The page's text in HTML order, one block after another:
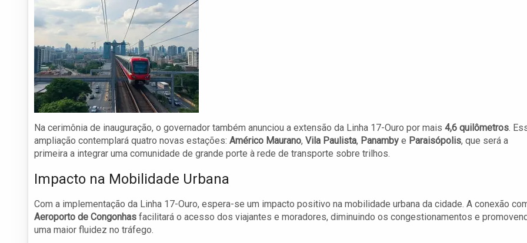
Na cerimônia de inauguração, o governador também anunciou a extensão da Linha 17-Ouro por mais 4,6 quilômetros.
ampliação contemplará quatro novas estações: Américo Maurano, Vila Paulista, Panamby e Paraisópolis, que será a
primeira a integrar uma comunidade de grande porte à rede de transporte sobre trilhos.
Impacto na Mobilidade Urbana
Com a implementação da Linha 17-Ouro, espera-se um impacto positivo na mobilidade urbana da cidade. A conexão
Aeroporto de Congonhas facilitará o acesso dos viajantes e moradores, diminuindo os congestionamentos e
uma maior fluidez no tráfego.